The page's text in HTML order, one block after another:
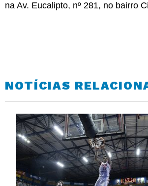
na Av. Eucalipto, nº 281, no bairro
NOTÍCIAS